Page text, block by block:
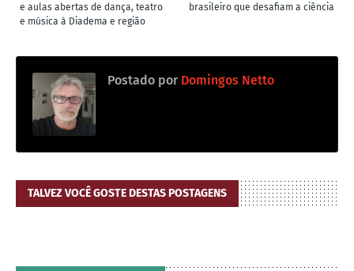
brasileiro que desafiam a ciência
e aulas abertas de dança, teatro
e música à Diadema e região
Postado por Domingos Netto
TALVEZ VOCÊ GOSTE DESTAS POSTAGENS